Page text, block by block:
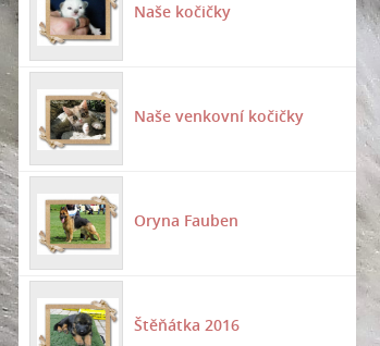
Naše kočičky
Naše venkovní kočičky
Oryna Fauben
Štěňátka 2016